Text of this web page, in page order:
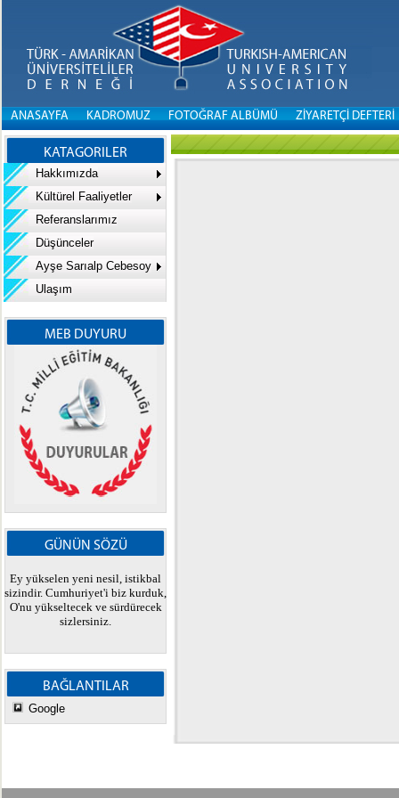
ANASAYFA KADROMUZ FOTOĞRAF ALBÜMÜ ZİYARETÇİ DEFTERİ
KATAGORILER
Hakkımızda
Kültürel Faaliyetler
Referanslarımız
Düşünceler
Ayşe Sarıalp Cebesoy
Ulaşım
MEB DUYURU
GÜNÜN SÖZÜ
Ey yükselen yeni nesil, istikbal
sizindir. Cumhuriyet'i biz kurduk,
O'nu yükseltecek ve sürdürecek
sizlersiniz.
BAĞLANTILAR
Google